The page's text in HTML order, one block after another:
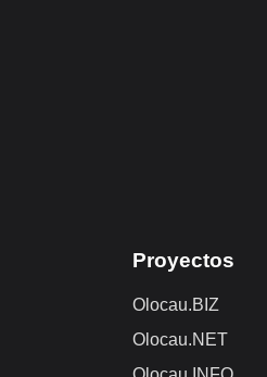
Proyectos
Olocau.BIZ
Olocau.NET